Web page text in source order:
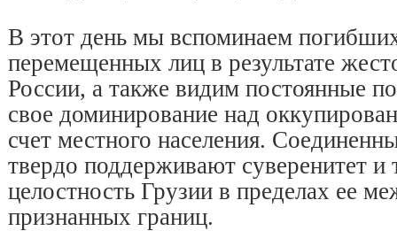
В этот день мы вспоминаем
перемещенных лиц в результате
России, а также видим постоянные
свое доминирование над
счет местного населения.
твердо поддерживают суверенитет и
целостность Грузии в пределах ее
признанных границ.